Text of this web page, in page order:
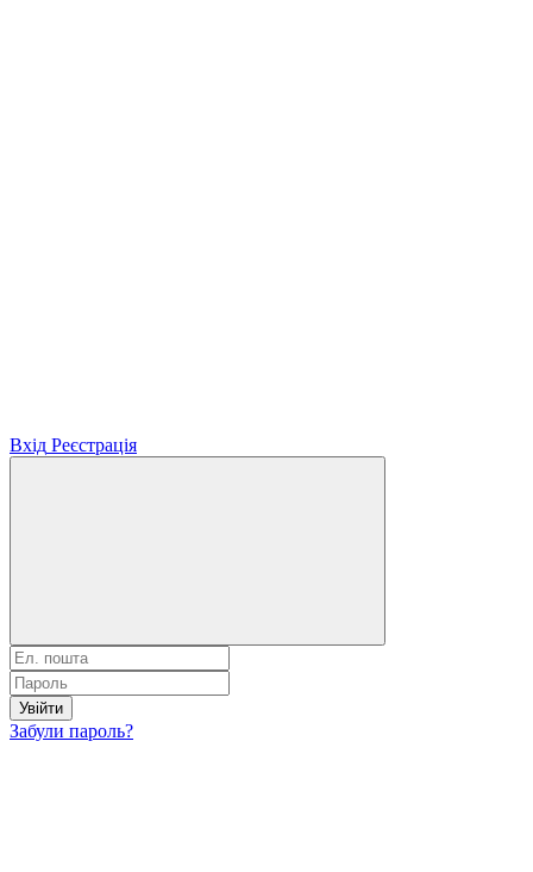
Вхід Реєстрація
Увійти
Забули пароль?